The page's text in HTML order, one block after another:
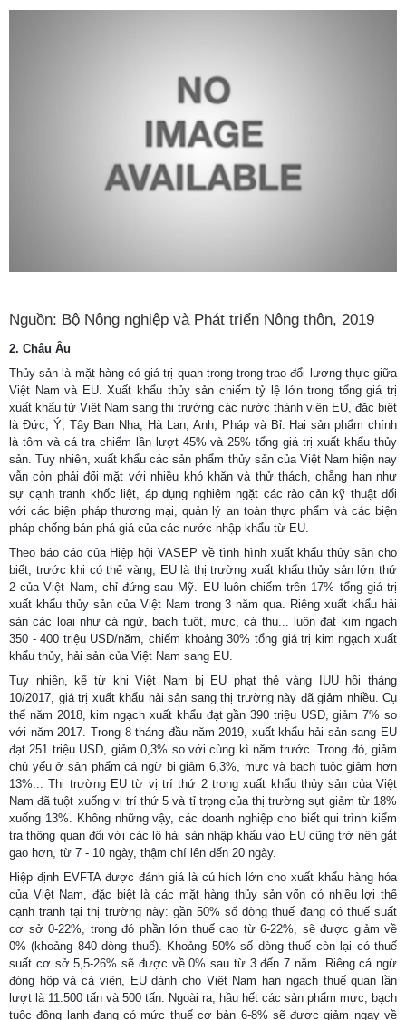
Nguồn: Bộ Nông nghiệp và Phát triển Nông thôn, 2019
2. Châu Âu
Thủy sản là mặt hàng có giá trị quan trọng trong trao đổi lương thực giữa
Việt Nam và EU. Xuất khẩu thủy sản chiếm tỷ lệ lớn trong tổng giá trị
xuất khẩu từ Việt Nam sang thị trường các nước thành viên EU, đặc biệt
là Đức, Ý, Tây Ban Nha, Hà Lan, Anh, Pháp và Bỉ. Hai sản phẩm chính
là tôm và cá tra chiếm lần lượt 45% và 25% tổng giá trị xuất khẩu thủy
sản. Tuy nhiên, xuất khẩu các sản phẩm thủy sản của Việt Nam hiện nay
vẫn còn phải đối mặt với nhiều khó khăn và thử thách, chẳng hạn như
sự cạnh tranh khốc liệt, áp dụng nghiêm ngặt các rào cản kỹ thuật đối
với các biện pháp thương mại, quản lý an toàn thực phẩm và các biện
pháp chống bán phá giá của các nước nhập khẩu từ EU.
Theo báo cáo của Hiệp hội VASEP về tình hình xuất khẩu thủy sản cho
biết, trước khi có thẻ vàng, EU là thị trường xuất khẩu thủy sản lớn thứ
2 của Việt Nam, chỉ đứng sau Mỹ. EU luôn chiếm trên 17% tổng giá trị
xuất khẩu thủy sản của Việt Nam trong 3 năm qua. Riêng xuất khẩu hải
sản các loại như cá ngừ, bạch tuột, mực, cá thu... luôn đạt kim ngạch
350 - 400 triệu USD/năm, chiếm khoảng 30% tổng giá trị kim ngạch xuất
khẩu thủy, hải sản của Việt Nam sang EU.
Tuy nhiên, kể từ khi Việt Nam bị EU phạt thẻ vàng IUU hồi tháng
10/2017, giá trị xuất khẩu hải sản sang thị trường này đã giảm nhiều. Cụ
thể năm 2018, kim ngạch xuất khẩu đạt gần 390 triệu USD, giảm 7% so
với năm 2017. Trong 8 tháng đầu năm 2019, xuất khẩu hải sản sang EU
đạt 251 triệu USD, giảm 0,3% so với cùng kì năm trước. Trong đó, giảm
chủ yếu ở sản phẩm cá ngừ bị giảm 6,3%, mực và bạch tuộc giảm hơn
13%... Thị trường EU từ vị trí thứ 2 trong xuất khẩu thủy sản của Việt
Nam đã tuột xuống vị trí thứ 5 và tỉ trọng của thị trường sụt giảm từ 18%
xuống 13%. Không những vậy, các doanh nghiệp cho biết qui trình kiểm
tra thông quan đối với các lô hải sản nhập khẩu vào EU cũng trở nên gắt
gao hơn, từ 7 - 10 ngày, thậm chí lên đến 20 ngày.
Hiệp định EVFTA được đánh giá là cú hích lớn cho xuất khẩu hàng hóa
của Việt Nam, đặc biệt là các mặt hàng thủy sản vốn có nhiều lợi thế
cạnh tranh tại thị trường này: gần 50% số dòng thuế đang có thuế suất
cơ sở 0-22%, trong đó phần lớn thuế cao từ 6-22%, sẽ được giảm về
0% (khoảng 840 dòng thuế). Khoảng 50% số dòng thuế còn lại có thuế
suất cơ sở 5,5-26% sẽ được về 0% sau từ 3 đến 7 năm. Riêng cá ngừ
đóng hộp và cá viên, EU dành cho Việt Nam hạn ngạch thuế quan lần
lượt là 11.500 tấn và 500 tấn. Ngoài ra, hầu hết các sản phẩm mực, bạch
tuộc đông lạnh đang có mức thuế cơ bản 6-8% sẽ được giảm ngay về